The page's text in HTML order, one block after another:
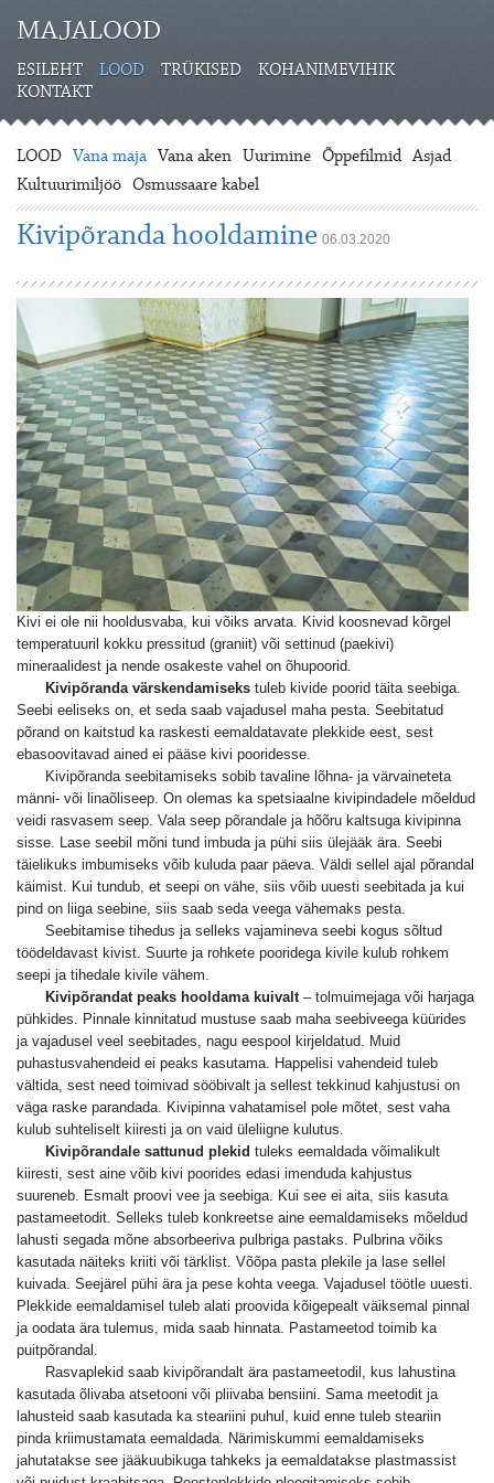
MAJALOOD
ESILEHT LOOD TRÜKISED
KOHANIMEVIHIK
KONTAKT
LOOD Vana maja Vana aken Uurimine Õppefilmid Asjad
Kultuurimiljöö Osmussaare kabel
Kivipõranda hooldamine 06.03.2020
Kivi ei ole nii hooldusvaba, kui võiks arvata. Kivid koosnevad kõrgel
temperatuuril kokku pressitud (graniit) või settinud (paekivi)
mineraalidest ja nende osakeste vahel on õhupoorid.
Kivipõranda värskendamiseks tuleb kivide poorid täita seebiga.
Seebi eeliseks on, et seda saab vajadusel maha pesta. Seebitatud
põrand on kaitstud ka raskesti eemaldatavate plekkide eest, sest
ebasoovitavad ained ei pääse kivi pooridesse.
Kivipõranda seebitamiseks sobib tavaline lõhna- ja värvaineteta
männi- või linaõliseep. On olemas ka spetsiaalne kivipindadele mõeldud
veidi rasvasem seep. Vala seep põrandale ja hõõru kaltsuga kivipinna
sisse. Lase seebil mõni tund imbuda ja pühi siis ülejääk ära. Seebi
täielikuks imbumiseks võib kuluda paar päeva. Väldi sellel ajal põrandal
käimist. Kui tundub, et seepi on vähe, siis võib uuesti seebitada ja kui
pind on liiga seebine, siis saab seda veega vähemaks pesta.
Seebitamise tihedus ja selleks vajamineva seebi kogus sõltud
töödeldavast kivist. Suurte ja rohkete pooridega kivile kulub rohkem
seepi ja tihedale kivile vähem.
Kivipõrandat peaks hooldama kuivalt – tolmuimejaga või harjaga
pühkides. Pinnale kinnitatud mustuse saab maha seebiveega küürides
ja vajadusel veel seebitades, nagu eespool kirjeldatud. Muid
puhastusvahendeid ei peaks kasutama. Happelisi vahendeid tuleb
vältida, sest need toimivad sööbivalt ja sellest tekkinud kahjustusi on
väga raske parandada. Kivipinna vahatamisel pole mõtet, sest vaha
kulub suhteliselt kiiresti ja on vaid üleliigne kulutus.
Kivipõrandale sattunud plekid tuleks eemaldada võimalikult
kiiresti, sest aine võib kivi poorides edasi imenduda kahjustus
suureneb. Esmalt proovi vee ja seebiga. Kui see ei aita, siis kasuta
pastameetodit. Selleks tuleb konkreetse aine eemaldamiseks mõeldud
lahusti segada mõne absorbeeriva pulbriga pastaks. Pulbrina võiks
kasutada näiteks kriiti või tärklist. Võõpa pasta plekile ja lase sellel
kuivada. Seejärel pühi ära ja pese kohta veega. Vajadusel töötle uuesti.
Plekkide eemaldamisel tuleb alati proovida kõigepealt väiksemal pinnal
ja oodata ära tulemus, mida saab hinnata. Pastameetod toimib ka
puitpõrandal.
Rasvaplekid saab kivipõrandalt ära pastameetodil, kus lahustina
kasutada õlivaba atsetooni või pliivaba bensiini. Sama meetodit ja
lahusteid saab kasutada ka steariini puhul, kuid enne tuleb steariin
pinda kriimustamata eemaldada. Närimiskummi eemaldamiseks
jahutatakse see jääkuubikuga tahkeks ja eemaldatakse plastmassist